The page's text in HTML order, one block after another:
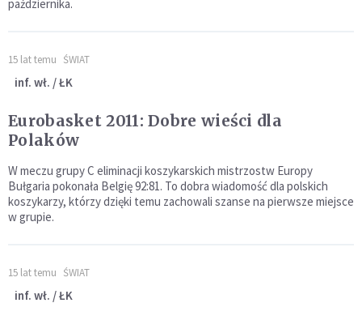
października.
15 lat temu ŚWIAT
inf. wł. / ŁK
Eurobasket 2011: Dobre wieści dla
Polaków
W meczu grupy C eliminacji koszykarskich mistrzostw Europy
Bułgaria pokonała Belgię 92:81. To dobra wiadomość dla polskich
koszykarzy, którzy dzięki temu zachowali szanse na pierwsze miejsce
w grupie.
15 lat temu ŚWIAT
inf. wł. / ŁK